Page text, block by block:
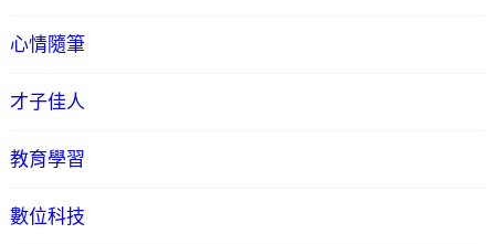
心情隨筆
才子佳人
教育學習
數位科技